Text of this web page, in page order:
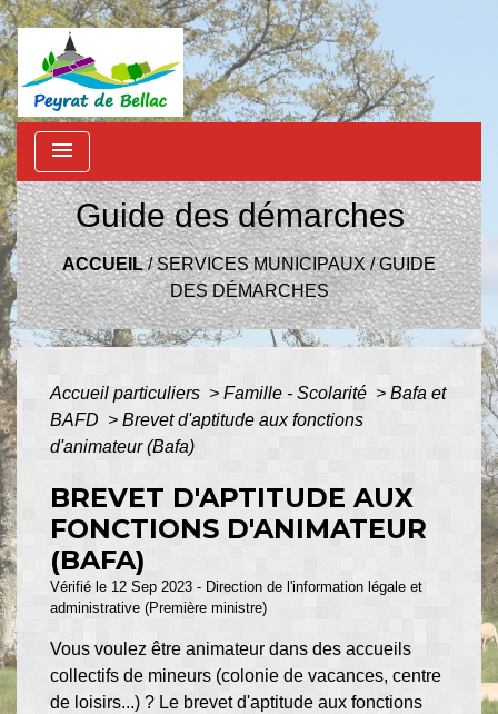
menu
Guide des démarches
ACCUEIL/SERVICES MUNICIPAUX/GUIDE
DES DÉMARCHES
Accueil particuliers > Famille - Scolarité > Bafa et
BAFD > Brevet d'aptitude aux fonctions
d'animateur (Bafa)
BREVET D'APTITUDE AUX
FONCTIONS D'ANIMATEUR
(BAFA)
Vérifié le 12 Sep 2023 - Direction de l'information légale et
administrative (Première ministre)
Vous voulez être animateur dans des accueils
collectifs de mineurs (colonie de vacances, centre
de loisirs...) ? Le brevet d'aptitude aux fonctions